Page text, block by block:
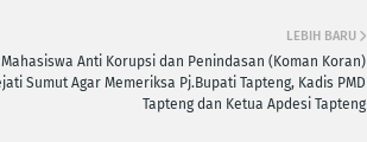
LEBIH BARU
Anti Korupsi dan Penindasan (Koman Koran)
Sumut Agar Memeriksa Pj.Bupati Tapteng, Kadis PMD
Tapteng dan Ketua Apdesi Tapteng